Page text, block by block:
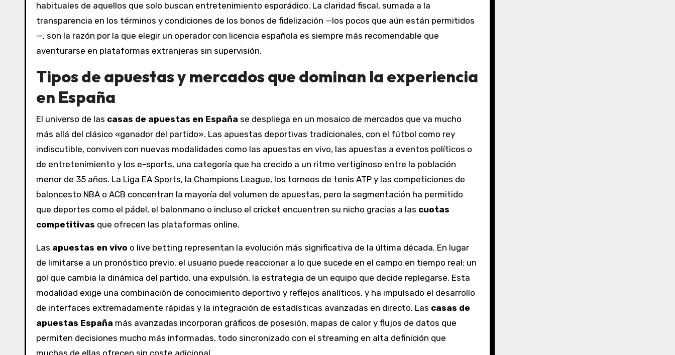
habituales de aquellos que solo buscan entretenimiento esporádico. La claridad fiscal, sumada a la
transparencia en los términos y condiciones de los bonos de fidelización —los pocos que aún están permitidos
—, son la razón por la que elegir un operador con licencia española es siempre más recomendable que
aventurarse en plataformas extranjeras sin supervisión.
Tipos de apuestas y mercados que dominan la experiencia
en España
El universo de las casas de apuestas en España se despliega en un mosaico de mercados que va mucho
más allá del clásico «ganador del partido». Las apuestas deportivas tradicionales, con el fútbol como rey
indiscutible, conviven con nuevas modalidades como las apuestas en vivo, las apuestas a eventos políticos o
de entretenimiento y los e-sports, una categoría que ha crecido a un ritmo vertiginoso entre la población
menor de 35 años. La Liga EA Sports, la Champions League, los torneos de tenis ATP y las competiciones de
baloncesto NBA o ACB concentran la mayoría del volumen de apuestas, pero la segmentación ha permitido
que deportes como el pádel, el balonmano o incluso el cricket encuentren su nicho gracias a las cuotas
competitivas que ofrecen las plataformas online.
Las apuestas en vivo o live betting representan la evolución más significativa de la última década. En lugar
de limitarse a un pronóstico previo, el usuario puede reaccionar a lo que sucede en el campo en tiempo real: un
gol que cambia la dinámica del partido, una expulsión, la estrategia de un equipo que decide replegarse. Esta
modalidad exige una combinación de conocimiento deportivo y reflejos analíticos, y ha impulsado el desarrollo
de interfaces extremadamente rápidas y la integración de estadísticas avanzadas en directo. Las casas de
apuestas España más avanzadas incorporan gráficos de posesión, mapas de calor y flujos de datos que
permiten decisiones mucho más informadas, todo sincronizado con el streaming en alta definición que
muchas de ellas ofrecen sin coste adicional.